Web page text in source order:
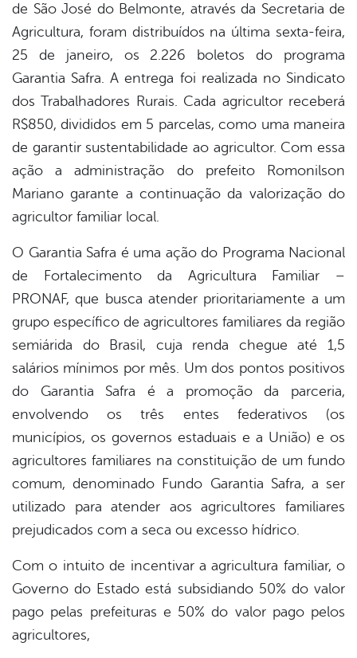
de São José do Belmonte, através da Secretaria de
Agricultura, foram distribuídos na última sexta-feira,
25 de janeiro, os 2.226 boletos do programa
Garantia Safra. A entrega foi realizada no Sindicato
dos Trabalhadores Rurais. Cada agricultor receberá
R$850, divididos em 5 parcelas, como uma maneira
de garantir sustentabilidade ao agricultor. Com essa
ação a administração do prefeito Romonilson
Mariano garante a continuação da valorização do
agricultor familiar local.
O Garantia Safra é uma ação do Programa Nacional
de Fortalecimento da Agricultura Familiar –
PRONAF, que busca atender prioritariamente a um
grupo específico de agricultores familiares da região
semiárida do Brasil, cuja renda chegue até 1,5
salários mínimos por mês. Um dos pontos positivos
do Garantia Safra é a promoção da parceria,
envolvendo os três entes federativos (os
municípios, os governos estaduais e a União) e os
agricultores familiares na constituição de um fundo
comum, denominado Fundo Garantia Safra, a ser
utilizado para atender aos agricultores familiares
prejudicados com a seca ou excesso hídrico.
Com o intuito de incentivar a agricultura familiar, o
Governo do Estado está subsidiando 50% do valor
pago pelas prefeituras e 50% do valor pago pelos
agricultores,